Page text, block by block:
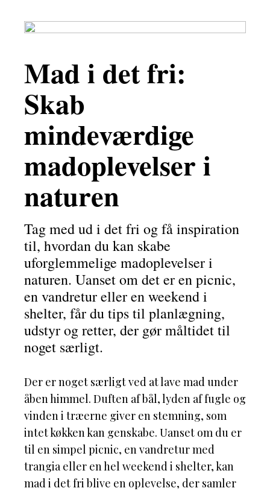
Mad i det fri:
Skab
mindeværdige
madoplevelser i
naturen
Tag med ud i det fri og få inspiration
til, hvordan du kan skabe
uforglemmelige madoplevelser i
naturen. Uanset om det er en picnic,
en vandretur eller en weekend i
shelter, får du tips til planlægning,
udstyr og retter, der gør måltidet til
noget særligt.
Der er noget særligt ved at lave mad under
åben himmel. Duften af bål, lyden af fugle og
vinden i træerne giver en stemning, som
intet køkken kan genskabe. Uanset om du er
til en simpel picnic, en vandretur med
trangia eller en hel weekend i shelter, kan
mad i det fri blive en oplevelse, der samler